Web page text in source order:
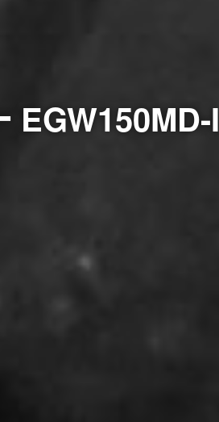
EGW150MD-I